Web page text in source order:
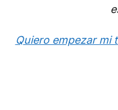
Quiero empezar mi